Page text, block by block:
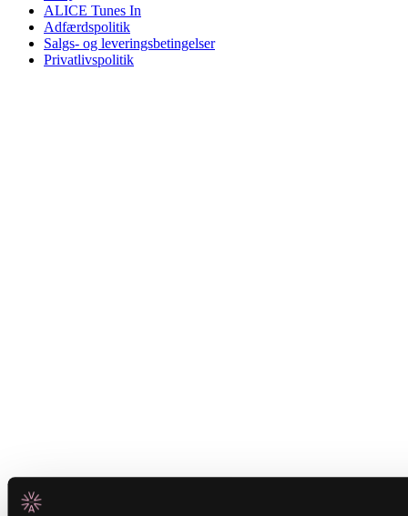
ALICE Tunes In
Adfærdspolitik
Salgs- og leveringsbetingelser
Privatlivspolitik